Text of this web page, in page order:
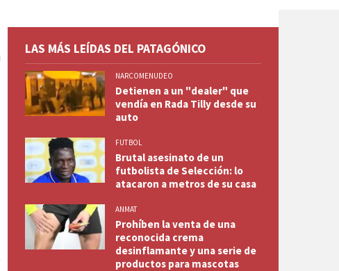
LAS MÁS LEÍDAS DEL PATAGÓNICO
NARCOMENUDEO
Detienen a un "dealer" que
vendía en Rada Tilly desde su
auto
FUTBOL
Brutal asesinato de un
futbolista de Selección: lo
atacaron a metros de su casa
ANMAT
Prohíben la venta de una
reconocida crema
desinflamante y una serie de
productos para mascotas